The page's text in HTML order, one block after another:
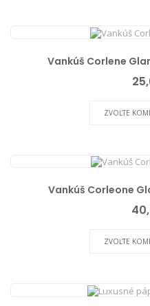
Vankúš Corlene
ZVOĽTE
Vankúš Corleone
ZVOĽTE